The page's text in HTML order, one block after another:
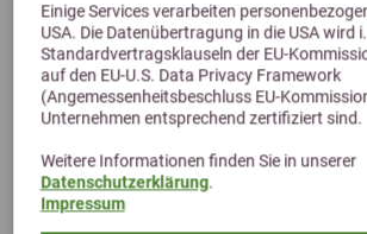
Einige Services verarbeiten
USA. Die Datenübertragung in die USA wird
Standardvertragsklauseln der EU-
auf den EU-U.S. Data Privacy Framework
(Angemessenheitsbeschluss EU-
Unternehmen entsprechend zertifiziert sind.
Weitere Informationen finden Sie in unserer
Datenschutzerklärung.
Impressum